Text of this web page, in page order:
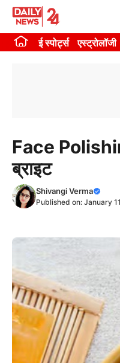
Skip
contentई स्पोर्ट्स एस्ट्रोलॉजी
Face
ब्राइट
Shivangi Verma
Published on: January